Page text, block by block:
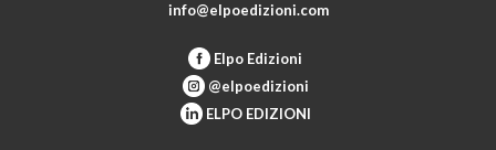
info@elpoedizioni.com
Elpo Edizioni
@elpoedizioni
ELPO EDIZIONI